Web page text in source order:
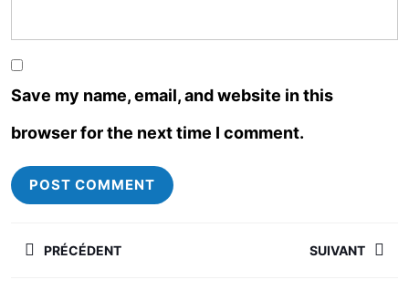
Save my name, email, and website in this
browser for the next time I comment.
PRÉCÉDENT SUIVANT